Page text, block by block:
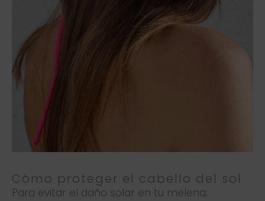
Cómo proteger el cabello del sol
Para evitar el daño solar en tu melena: